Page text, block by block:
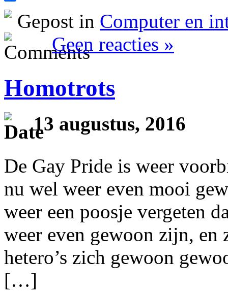
Gepost in Computer en
Geen reacties »
Homotrots
13 augustus, 2016
De Gay Pride is weer
nu wel weer even mooi
weer een poosje vergeten
weer even gewoon zijn,
hetero’s zich gewoon
[…]